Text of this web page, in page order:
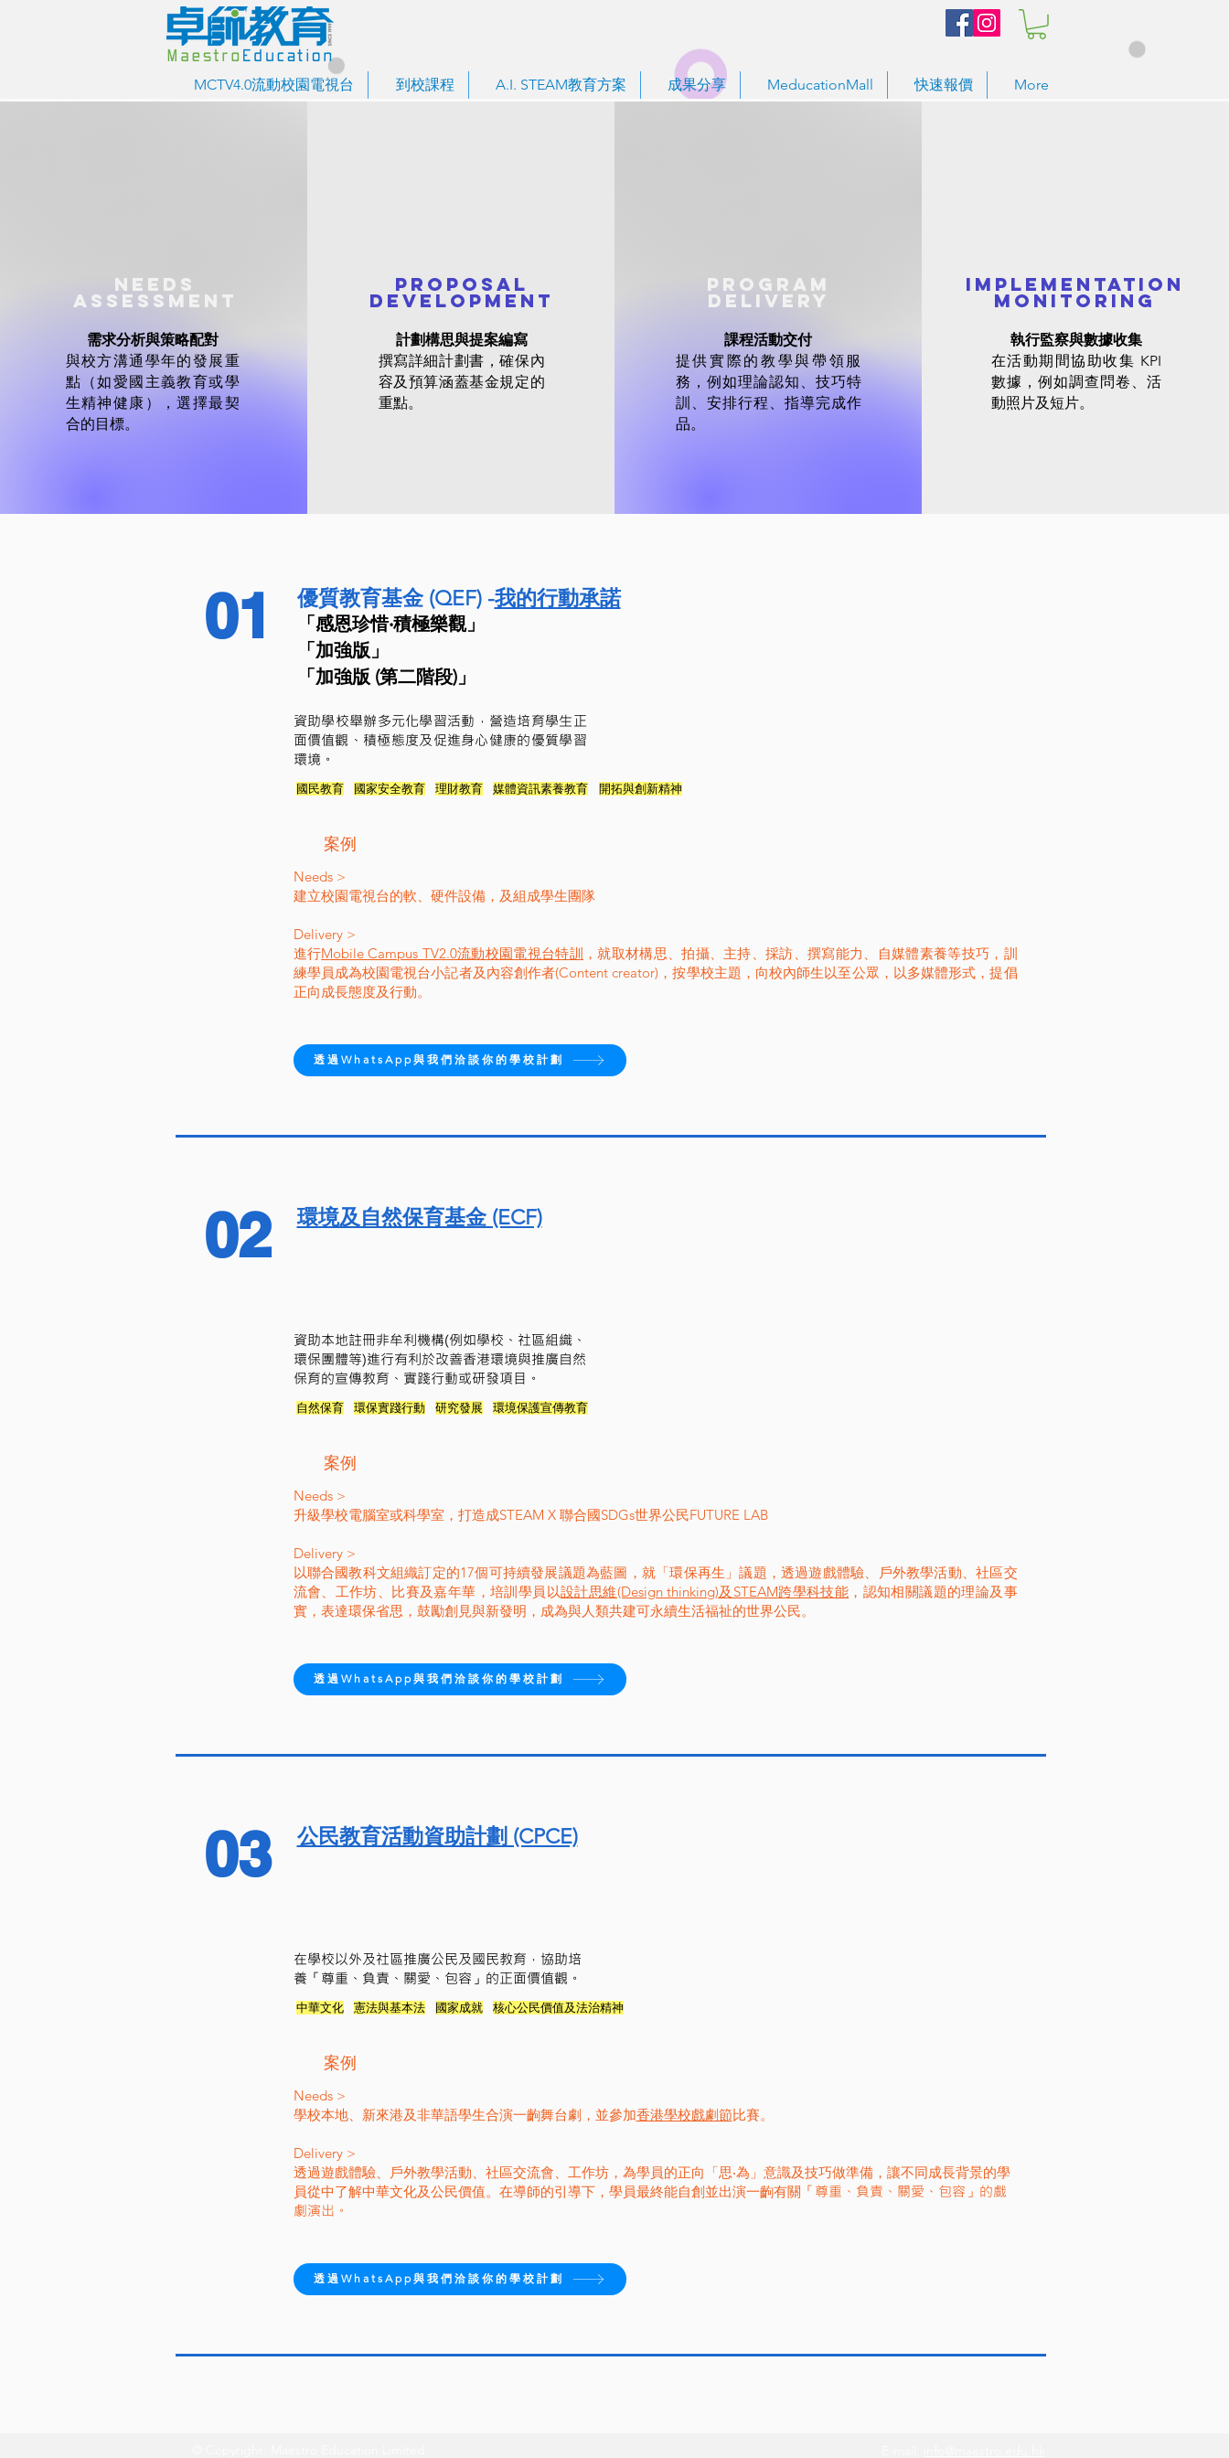
MCTV4.0流動校園電視台 到校課程 A.I. STEAM教育方案 成果分享 MeducationMall 快速報價 More
Needs
Assessment
需求分析與策略配對
與校方溝通學年的發展重
點（如愛國主義教育或學
生精神健康），選擇最契
合的目標。
Proposal
Development
計劃構思與提案編寫
撰寫詳細計劃書，確保內
容及預算涵蓋基金規定的
重點。
Program
Delivery
課程活動交付
提供實際的教學與帶領服
務，例如理論認知、技巧特
訓、安排行程、指導完成作
品。
Implementation
Monitoring
執行監察與數據收集
在活動期間協助收集 KPI
數據，例如調查問卷、活
動照片及短片。
01 優質教育基金 (QEF) -我的行動承諾
「感恩珍惜‧積極樂觀」
「加強版」
「加強版 (第二階段)」
​資助學校舉辦多元化學習活動，營造培育學生正
面價值觀、積極態度及促進身心健康的優質學習
環境。
國民教育 國家安全教育 理財教育 媒體資訊素養教育 開拓與創新精神
​案例
​​Needs >
建立校園電視台的軟、硬件設備，及組成學生團隊
Delivery >
進行Mobile Campus TV2.0流動校園電視台特訓 ，就取材構思、拍攝、主持、採訪、撰寫能力、自媒體素養等技巧，訓
練學員成為校園電視台小記者及內容創作者(Content creator)，按學校主題，向校內師生以至公眾，以多媒體形式，提倡
正向成長態度及行動。
透過WhatsApp與我們洽談你的學校計劃
02 環境及自然保育基金 (ECF)
資助本地註冊非牟利機構(例如學校、社區組織、
環保團體等)進行有利於改善香港環境與推廣自然
保育的宣傳教育、實踐行動或研發項目。
自然保育 環保實踐行動 研究發展 環境保護宣傳教育
​案例
​​Needs >
升級學校電腦室或科學室，打造成STEAM X 聯合國SDGs世界公民FUTURE LAB
Delivery >
以聯合國教科文組織訂定的17個可持續發展議題為藍圖，就「環保再生」議題，透過遊戲體驗、戶外教學活動、社區交
流會、工作坊、比賽及嘉年華，培訓學員以設計思維(Design thinking)及STEAM跨學科技能 ，認知相關議題的理論及事
實，表達環保省思，鼓勵創見與新發明，成為與人類共建可永續生活福祉的世界公民。
透過WhatsApp與我們洽談你的學校計劃
03 公民教育活動資助計劃 (CPCE)
在學校以外及社區推廣公民及國民教育，協助培
養「尊重、負責、關愛、包容」的正面價值觀。
中華文化 憲法與基本法 國家成就 核心公民價值及法治精神
​案例
​​Needs >
學校本地、新來港及非華語學生合演一齣舞台劇，並參加香港學校戲劇節比賽。
Delivery >
​透過遊戲體驗、戶外教學活動、社區交流會、工作坊，為學員的正向「思‧為」意識及技巧做準備，讓不同成長背景的學
員從中了解中華文化及公民價值。在導師的引導下，學員最終能自創並出演一齣有關 「尊重、負責、關愛、包容」的戲
劇演出。
透過WhatsApp與我們洽談你的學校計劃